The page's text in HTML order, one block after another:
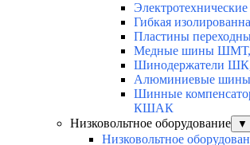
Гибкая
Пластины
Медные шины
Шинодержатели
Алюминиевые
Шинные
КШАК
Низковольтное оборудование
▼
Низковольтное